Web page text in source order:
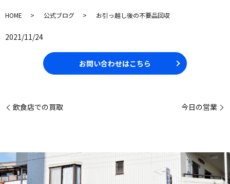
HOME 公式ブログ お引っ越し後の不要品回収
2021/11/24
お問い合わせはこちら
飲食店での買取 今日の営業